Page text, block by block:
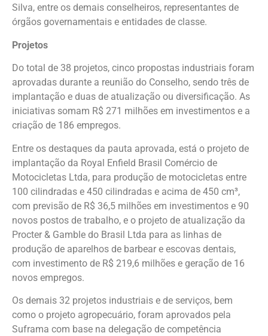
Silva, entre os demais conselheiros, representantes de
órgãos governamentais e entidades de classe.
Projetos
Do total de 38 projetos, cinco propostas industriais foram
aprovadas durante a reunião do Conselho, sendo três de
implantação e duas de atualização ou diversificação. As
iniciativas somam R$ 271 milhões em investimentos e a
criação de 186 empregos.
Entre os destaques da pauta aprovada, está o projeto de
implantação da Royal Enfield Brasil Comércio de
Motocicletas Ltda, para produção de motocicletas entre
100 cilindradas e 450 cilindradas e acima de 450 cm³,
com previsão de R$ 36,5 milhões em investimentos e 90
novos postos de trabalho, e o projeto de atualização da
Procter & Gamble do Brasil Ltda para as linhas de
produção de aparelhos de barbear e escovas dentais,
com investimento de R$ 219,6 milhões e geração de 16
novos empregos.
Os demais 32 projetos industriais e de serviços, bem
como o projeto agropecuário, foram aprovados pela
Suframa com base na delegação de competência